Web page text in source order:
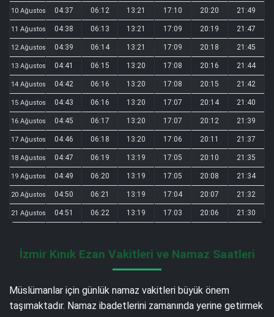
10 Ağustos 04:37 06:12 13:21 17:10 20:20 21:49
11 Ağustos 04:38 06:13 13:21 17:09 20:19 21:47
12 Ağustos 04:39 06:14 13:21 17:09 20:18 21:45
13 Ağustos 04:41 06:15 13:20 17:08 20:16 21:44
14 Ağustos 04:42 06:16 13:20 17:08 20:15 21:42
15 Ağustos 04:43 06:16 13:20 17:07 20:14 21:40
16 Ağustos 04:45 06:17 13:20 17:07 20:12 21:39
17 Ağustos 04:46 06:18 13:20 17:06 20:11 21:37
18 Ağustos 04:47 06:19 13:19 17:05 20:10 21:35
19 Ağustos 04:49 06:20 13:19 17:05 20:08 21:34
20 Ağustos 04:50 06:21 13:19 17:04 20:07 21:32
21 Ağustos 04:51 06:22 13:19 17:03 20:06 21:30
İzmir Kınık Ezan Vakitleri ve Namaz Saatleri
Müslümanlar için günlük namaz vakitleri büyük önem
taşımaktadır. Namaz ibadetlerini zamanında yerine getirmek